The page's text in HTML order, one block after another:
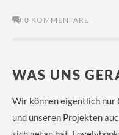
0 KOMMENTARE
WAS UNS
Wir können eigentlich nur
und unseren Projekten